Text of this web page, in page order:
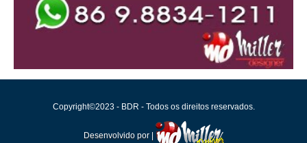
Copyright©2023 - BDR - Todos os direitos reservados.
Desenvolvido por |